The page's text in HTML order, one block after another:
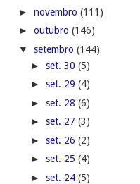
► novembro (111)
► outubro (146)
▼ setembro (144)
► set. 30 (5)
► set. 29 (4)
► set. 28 (6)
► set. 27 (3)
► set. 26 (2)
► set. 25 (4)
► set. 24 (5)